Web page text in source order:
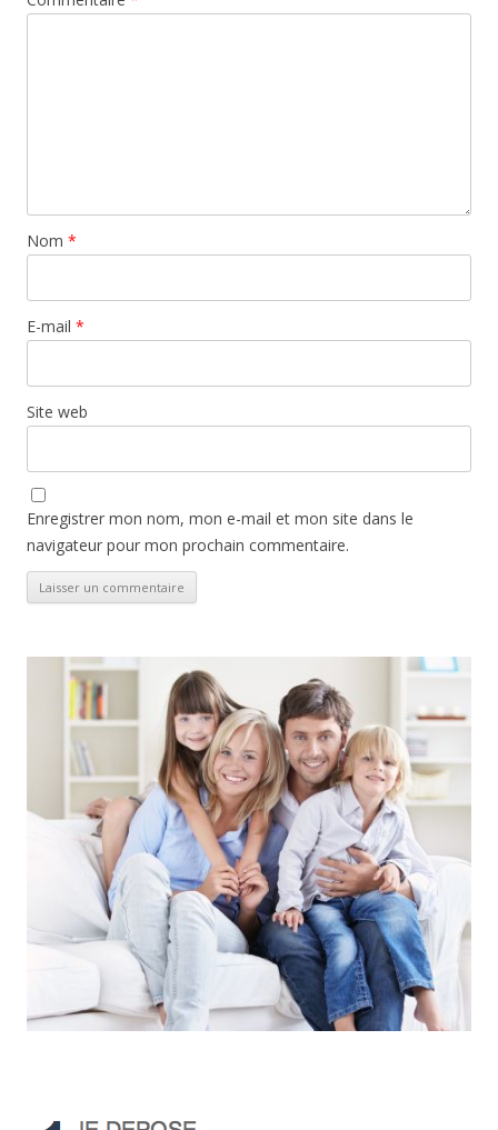
Nom *
E-mail *
Site web
Enregistrer mon nom, mon e-mail et mon site dans le
navigateur pour mon prochain commentaire.